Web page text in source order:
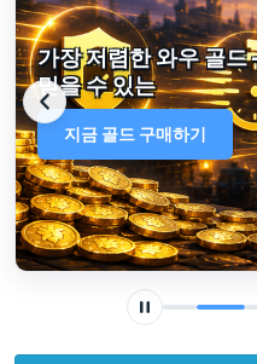
배틀넷 잔액 충전 – 빠
통화 지원
지금 충전하기